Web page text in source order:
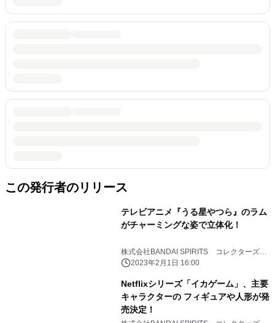
この発行者のリリース
テレビアニメ『うる星やつら』のラム
がチャーミングな姿で立体化！
株式会社BANDAI SPIRITS コレクターズ事
業部2023年2月1日 16:00
Netflixシリーズ「イカゲーム」、主要
キャラクターの フィギュアや人形が発
売決定！